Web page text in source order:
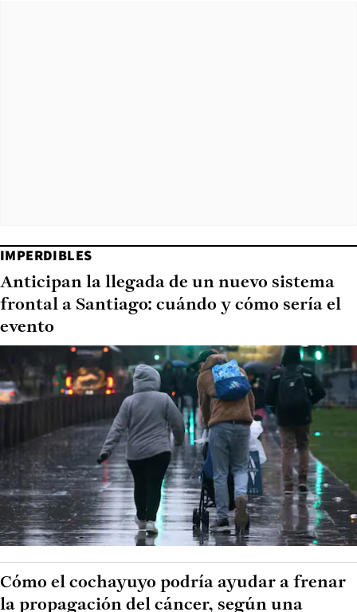
IMPERDIBLES
Anticipan la llegada de un nuevo sistema
frontal a Santiago: cuándo y cómo sería el
evento
Cómo el cochayuyo podría ayudar a frenar
la propagación del cáncer, según una